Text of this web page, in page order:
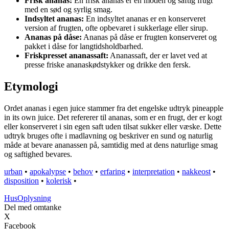
med en sød og syrlig smag.
Indsyltet ananas: En indsyltet ananas er en konserveret
version af frugten, ofte opbevaret i sukkerlage eller sirup.
Ananas på dåse: Ananas på dåse er frugten konserveret og
pakket i dåse for langtidsholdbarhed.
Friskpresset ananassaft: Ananassaft, der er lavet ved at
presse friske ananaskødstykker og drikke den fersk.
Etymologi
Ordet ananas i egen juice stammer fra det engelske udtryk pineapple
in its own juice. Det refererer til ananas, som er en frugt, der er kogt
eller konserveret i sin egen saft uden tilsat sukker eller væske. Dette
udtryk bruges ofte i madlavning og beskriver en sund og naturlig
måde at bevare ananassen på, samtidig med at dens naturlige smag
og saftighed bevares.
urban • apokalypse • behov • erfaring • interpretation • nakkeost •
disposition • kolerisk •
HusOplysning
Del med omtanke
X
Facebook